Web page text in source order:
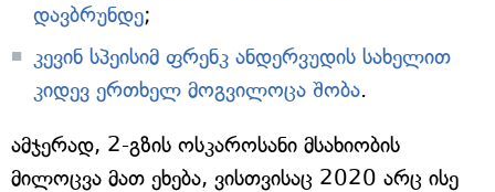
დავბრუნდე;
კევინ სპეისიმ ფრენკ ანდერვუდის სახელით
კიდევ ერთხელ მოგვილოცა შობა.
ამჯერად, 2-გზის ოსკაროსანი მსახიობის
მილოცვა მათ ეხება, ვისთვისაც 2020 არც ისე